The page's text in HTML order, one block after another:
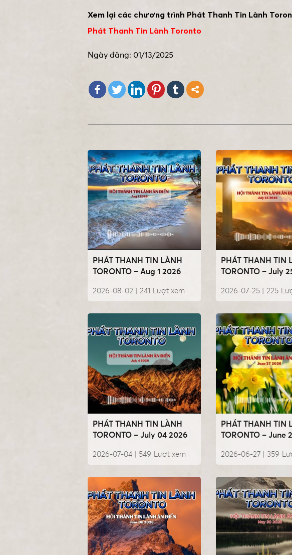
Xem lại các chương trình Phát Thanh Tin Lành
Phát Thanh Tin Lành Toronto
Ngày đăng: 01/13/2025
PHÁT THANH TIN LÀNH
TORONTO – Aug 1 2026
2026-08-02 | Lượt xem
241
PHÁT THANH TIN
TORONTO – July
2026-07-25 | 225
PHÁT THANH TIN LÀNH
TORONTO – July 04 2026
2026-07-04 | Lượt xem
549
PHÁT THANH TIN
TORONTO – June
2026-06-27 | 359